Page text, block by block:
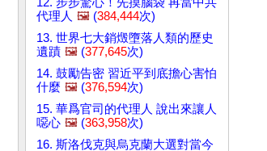
代理人 🖼️ (384,444次)
13. 世界七大銷燬墮落人類的歷史
遺蹟 🖼️ (377,645次)
14. 鼓勵告密 習近平到底擔心害怕
什麼 🖼️ (376,594次)
15. 華爲官司的代理人 說出來讓人
噁心 🖼️ (363,958次)
16. 斯洛伐克與烏克蘭大選對當今